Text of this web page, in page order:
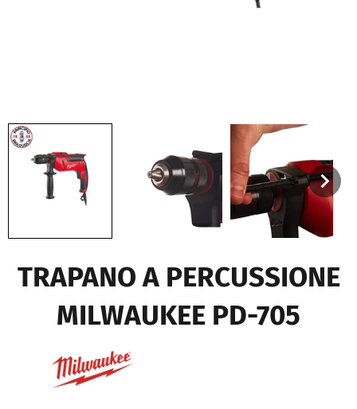
TRAPANO A PERCUSSIONE
MILWAUKEE PD-705